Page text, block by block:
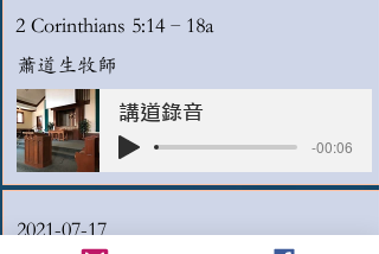
2 Corinthians 5:14–18a
蕭道生牧師
講道錄音
-00:06
2021-07-17